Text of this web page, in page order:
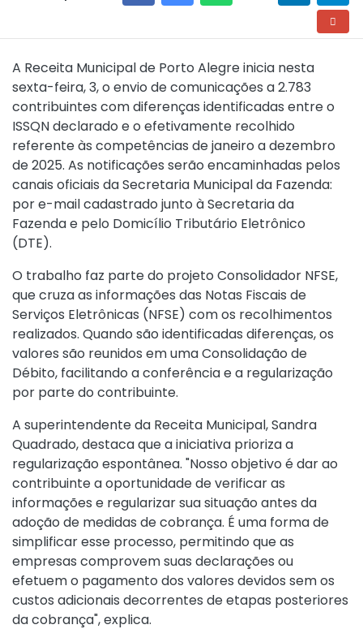
A Receita Municipal de Porto Alegre inicia nesta
sexta-feira, 3, o envio de comunicações a 2.783
contribuintes com diferenças identificadas entre o
ISSQN declarado e o efetivamente recolhido
referente às competências de janeiro a dezembro
de 2025. As notificações serão encaminhadas pelos
canais oficiais da Secretaria Municipal da Fazenda:
por e-mail cadastrado junto à Secretaria da
Fazenda e pelo Domicílio Tributário Eletrônico
(DTE).
O trabalho faz parte do projeto Consolidador NFSE,
que cruza as informações das Notas Fiscais de
Serviços Eletrônicas (NFSE) com os recolhimentos
realizados. Quando são identificadas diferenças, os
valores são reunidos em uma Consolidação de
Débito, facilitando a conferência e a regularização
por parte do contribuinte.
A superintendente da Receita Municipal, Sandra
Quadrado, destaca que a iniciativa prioriza a
regularização espontânea. "Nosso objetivo é dar ao
contribuinte a oportunidade de verificar as
informações e regularizar sua situação antes da
adoção de medidas de cobrança. É uma forma de
simplificar esse processo, permitindo que as
empresas comprovem suas declarações ou
efetuem o pagamento dos valores devidos sem os
custos adicionais decorrentes de etapas posteriores
da cobrança", explica.